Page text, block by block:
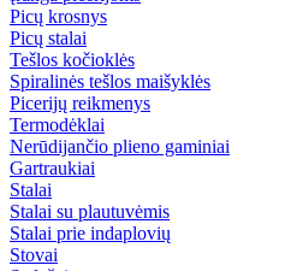
Picų krosnys
Picų stalai
Tešlos kočioklės
Spiralinės tešlos maišyklės
Picerijų reikmenys
Termodėklai
Nerūdijančio plieno gaminiai
Gartraukiai
Stalai
Stalai su plautuvėmis
Stalai prie indaplovių
Stovai